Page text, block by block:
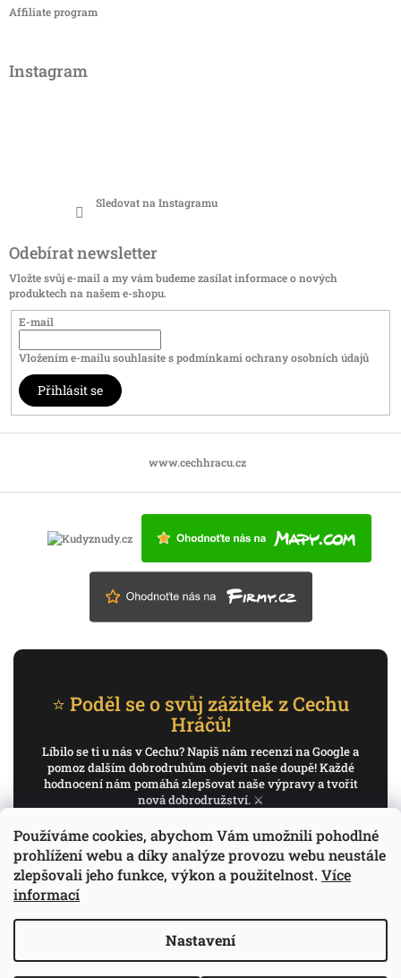
Používáme cookies, abychom Vám umožnili pohodlné
prohlížení webu a díky analýze provozu webu neustále
zlepšovali jeho funkce, výkon a použitelnost. Více
informací
Nastavení
Affiliate program
Instagram
Sledovat na Instagramu
Odebírat newsletter
Vložte svůj e-mail a my vám budeme zasílat informace o nových
produktech na našem e-shopu.
E-mail
Vložením e-mailu souhlasíte spodmínkami ochrany osobních údajů
Přihlásit se
www.cechhracu.cz
⭐ Poděl se o svůj zážitek z Cechu
Hráčů!
Líbilo se ti u nás v Cechu? Napiš nám recenzi na Google a
pomoz dalším dobrodruhům objevit naše doupě! Každé
hodnocení nám pomáhá zlepšovat naše výpravy a tvořit
nová dobrodružství. ⚔️
✍️ Napiš recenzi na Google
Děkujeme, že pomáháš psát příběh Cechu Hráčů.